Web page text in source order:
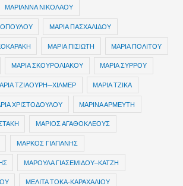
ΜΑΡΙΑΝΝΑ ΝΙΚΟΛΑΟΥ
ΜΑΡΙΑ ΠΑΣΧΑΛΙΔΟΥ
ΜΑΡΙΑ ΠΙΣΙΩΤΗ ΜΑΡΙΑ ΠΟΛΙΤΟΥ
ΜΑΡΙΑ ΣΚΟΥΡΟΛΙΑΚΟΥ ΜΑΡΙΑ ΣΥΡΡΟΥ
ΤΖΙΑΟΥΡΗ─ΧΙΛΜΕΡ ΜΑΡΙΑ ΤΖΙΚΑ
ΧΡΙΣΤΟΔΟΥΛΟΥ ΜΑΡΙΝΑ ΑΡΜΕΥΤΗ
ΜΑΡΙΟΣ ΑΓΑΘΟΚΛΕΟΥΣ
ΜΑΡΚΟΣ ΓΙΑΠΑΝΗΣ
ΜΑΡΟΥΛΑ ΓΙΑΣΕΜΙΔΟΥ–ΚΑΤΖΗ
ΜΕΛΙΤΑ ΤΟΚΑ-ΚΑΡΑΧΑΛΙΟΥ